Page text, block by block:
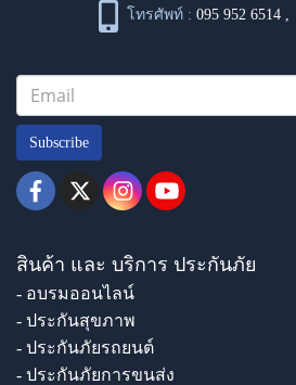
โทรศัพท์ : 095 952 6514
Subscribe
สินค้า และ บริการ ประกันภัย
- อบรมออนไลน์
- ประกันสุขภาพ
- ประกันภัยรถยนต์
- ประกันภัยการขนส่ง